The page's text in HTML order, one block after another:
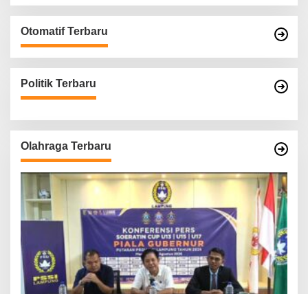
Otomatif Terbaru
Politik Terbaru
Olahraga Terbaru